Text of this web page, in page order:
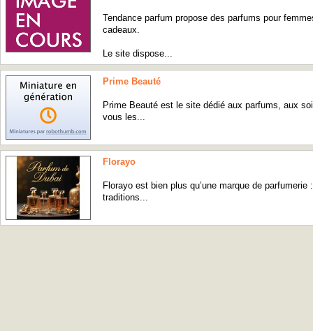
Tendance parfum propose des parfums pour
cadeaux.
Le site dispose...
Prime Beauté
Prime Beauté est le site dédié aux parfums, aux
vous les...
Florayo
Florayo est bien plus qu’une marque de
traditions...